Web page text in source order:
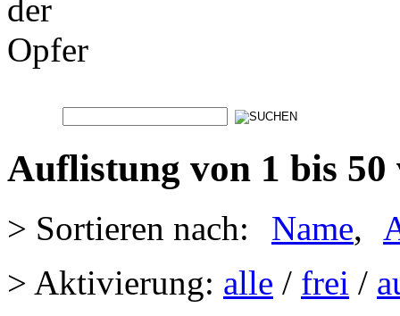
Auflistung von 1 bis 50
> Sortieren nach: Name,
> Aktivierung: alle / frei /